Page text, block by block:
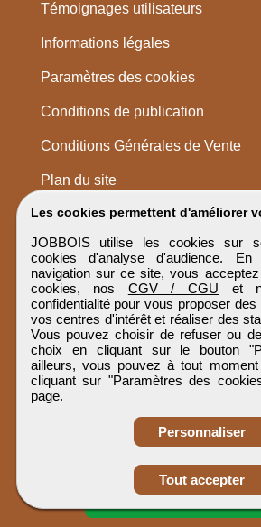
Obtenir ses
coordonnées
Les cookies permettent d'améliorer
JOBBOIS utilise les cookies sur
cookies d'analyse d'audience. En
navigation sur ce site, vous
cookies, nos CGV / CGU et
confidentialitépour vous proposer des
vos centres d'intérêt et réaliser des
Vous pouvez choisir de refuser ou
choix en cliquant sur le bouton
ailleurs, vous pouvez à tout
cliquant sur "Paramètres des
page.
Personnaliser
Tout accepter
Témoignages utilisateurs
Informations légales
Paramètres des cookies
Conditions de publication
Conditions Générales de Vente
Plan du site
JOBBOIS
Tous droits réservés ©